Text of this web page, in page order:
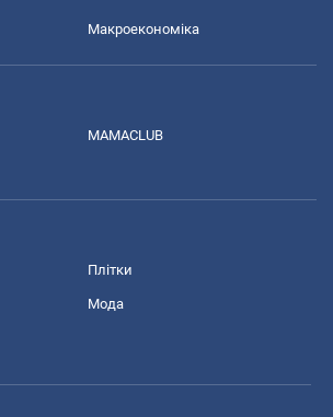
Макроекономіка
MAMACLUB
Плітки
Мода